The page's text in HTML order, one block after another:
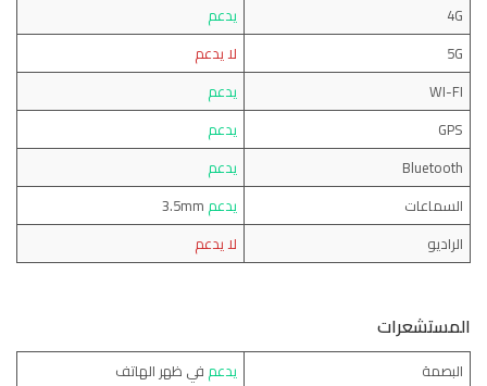
4G
يدعم
5G
لا يدعم
WI-FI
يدعم
GPS
يدعم
Bluetooth
يدعم
السماعات
يدعم
الراديو
لا يدعم
المستشعرات
البصمة يدعم في ظهر الهاتف